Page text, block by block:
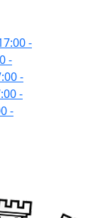
-
-
-
-
-